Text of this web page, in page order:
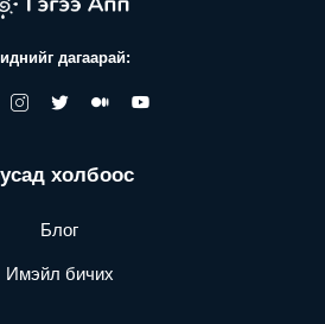
дагаарай:
холбоос
Блог
Имэйл бичих